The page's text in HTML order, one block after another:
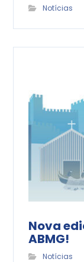
Notícias
Nova
ABMG!
Notícias